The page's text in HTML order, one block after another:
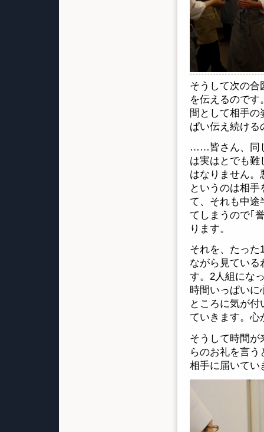
そうして次の合
を伝えるので
間として相手
ぱい伝え続ける
……皆さん、同
は実はとでも難
はなりません。
というのは相
て、それも中途
てしまうので｢
ります。
それを、たっ
ながら見ている
す。2人組にな
時間いっぱいに
ところに気が
ていきます。心
そうして時間が
らのお礼を言
相手に届いてい